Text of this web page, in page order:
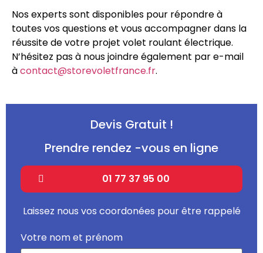
Nos experts sont disponibles pour répondre à
toutes vos questions et vous accompagner dans la
réussite de votre projet volet roulant électrique.
N’hésitez pas à nous joindre également par e-mail
àcontact@storevoletfrance.fr.
Devis Gratuit !
Prendre rendez -vous en ligne
01 77 37 95 00
Laissez nous vos coordonées pour être rappelé
Votre nom et prénom